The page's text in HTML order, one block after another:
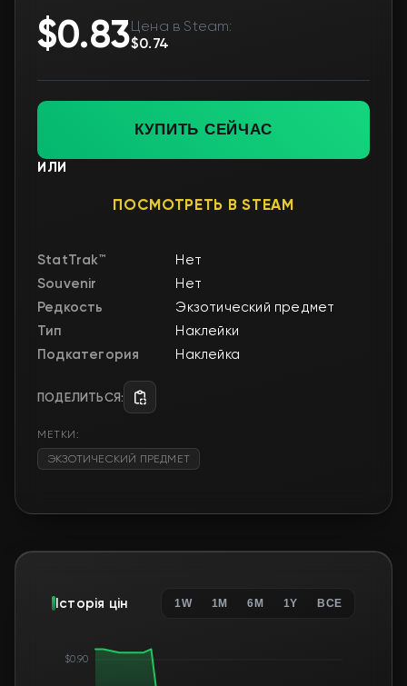
$0.83Цена в Steam:
$0.74
КУПИТЬ СЕЙЧАС
ИЛИ
ПОСМОТРЕТЬ В STEAM
StatTrak™
Нет
Souvenir
Нет
Редкость
Экзотический предмет
Тип
Наклейки
Подкатегория
Наклейка
ПОДЕЛИТЬСЯ:
МЕТКИ:
ЭКЗОТИЧЕСКИЙ ПРЕДМЕТ
Історія цін 1W 1M 6M 1Y ВСЕ
$0.90